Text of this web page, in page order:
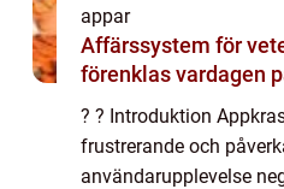
appar
Affärssystem för
förenklas vardagen
? ? Introduktion
frustrerande och
användarupplevelse